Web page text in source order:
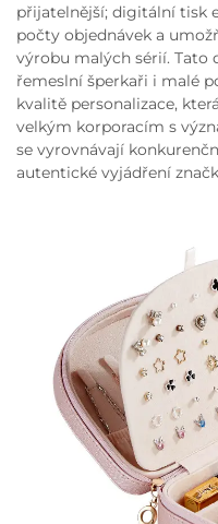
přijatelnější; digitální tisk
počty objednávek a
výrobu malých sérií. Tato
řemeslní šperkaři i malé
kvalitě personalizace,
velkým korporacím s
se vyrovnávají
autentické vyjádření